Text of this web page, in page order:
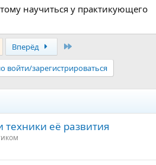
научиться у практикующего
Вперёд
войти/зарегистрироваться
её развития